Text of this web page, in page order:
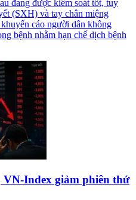
đang được kiểm soát tốt, tuy
(SXH) và tay chân miệng
cáo người dân không
bệnh nhằm hạn chế dịch bệnh
Index giảm phiên thứ